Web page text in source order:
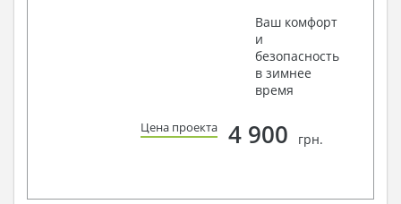
Ваш комфорт
и
безопасность
в зимнее
время
Цена проекта 4 900 грн.